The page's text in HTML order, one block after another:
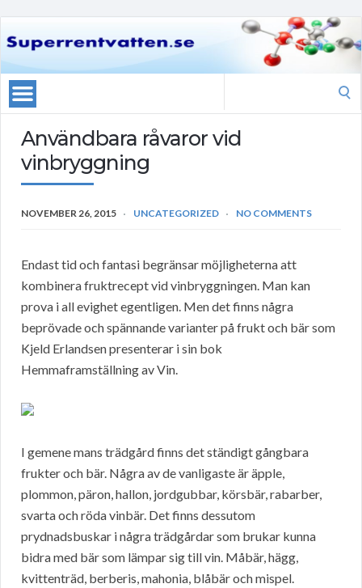
Användbara råvaror vid
vinbryggning
NOVEMBER 26, 2015 UNCATEGORIZED NO COMMENTS
Endast tid och fantasi begränsar möjligheterna att
kombinera fruktrecept vid vinbryggningen. Man kan
prova i all evighet egentligen. Men det finns några
beprövade och spännande varianter på frukt och bär som
Kjeld Erlandsen presenterar i sin bok
Hemmaframställning av Vin.
I gemene mans trädgård finns det ständigt gångbara
frukter och bär. Några av de vanligaste är äpple,
plommon, päron, hallon, jordgubbar, körsbär, rabarber,
svarta och röda vinbär. Det finns dessutom
prydnadsbuskar i några trädgårdar som brukar kunna
bidra med bär som lämpar sig till vin. Måbär, hägg,
kvittenträd, berberis, mahonia, blåbär och mispel.